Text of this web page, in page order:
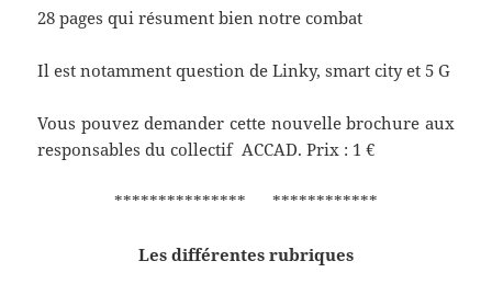
28 pages qui résument bien notre combat
Il est notamment question de Linky, smart city et 5 G
Vous pouvez demander cette nouvelle brochure aux
responsables du collectif ACCAD. Prix : 1 €
*************** ************
Les différentes rubriques